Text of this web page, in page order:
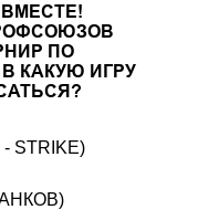
ПО
КАКУЮ ИГРУ
STRIKE)